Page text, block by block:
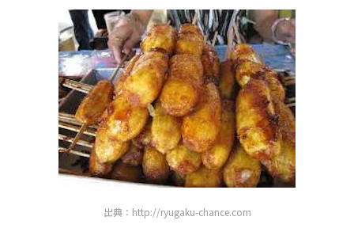
出典：http://ryugaku-chance.com